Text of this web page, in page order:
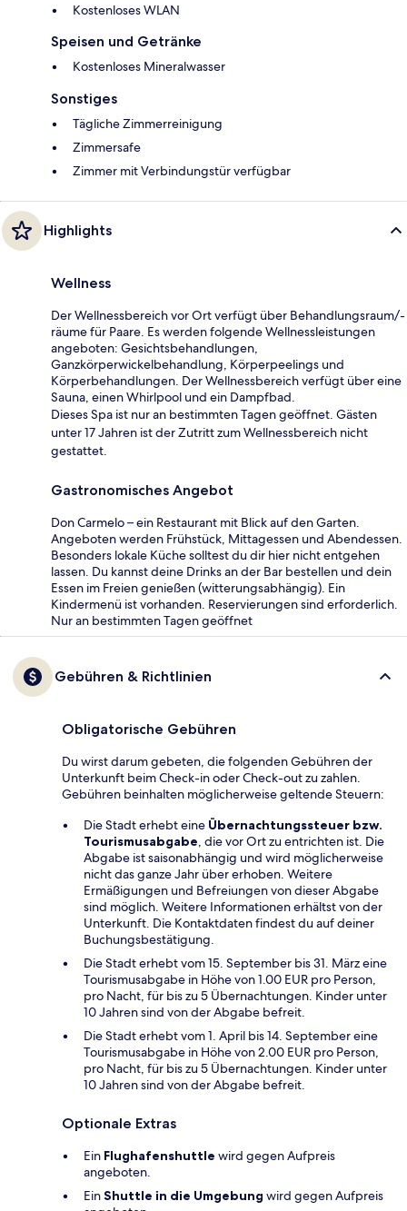
Kostenloses WLAN
Speisen und Getränke
Kostenloses Mineralwasser
Sonstiges
Tägliche Zimmerreinigung
Zimmersafe
Zimmer mit Verbindungstür verfügbar
Highlights
Wellness
Der Wellnessbereich vor Ort verfügt über Behandlungsraum/-
räume für Paare. Es werden folgende Wellnessleistungen
angeboten: Gesichtsbehandlungen,
Ganzkörperwickelbehandlung, Körperpeelings und
Körperbehandlungen. Der Wellnessbereich verfügt über eine
Sauna, einen Whirlpool und ein Dampfbad.
Dieses Spa ist nur an bestimmten Tagen geöffnet. Gästen
unter 17 Jahren ist der Zutritt zum Wellnessbereich nicht
gestattet.
Gastronomisches Angebot
Don Carmelo – ein Restaurant mit Blick auf den Garten.
Angeboten werden Frühstück, Mittagessen und Abendessen.
Besonders lokale Küche solltest du dir hier nicht entgehen
lassen. Du kannst deine Drinks an der Bar bestellen und dein
Essen im Freien genießen (witterungsabhängig). Ein
Kindermenü ist vorhanden. Reservierungen sind erforderlich.
Nur an bestimmten Tagen geöffnet
Gebühren & Richtlinien
Obligatorische Gebühren
Du wirst darum gebeten, die folgenden Gebühren der
Unterkunft beim Check-in oder Check-out zu zahlen.
Gebühren beinhalten möglicherweise geltende Steuern:
Die Stadt erhebt eine Übernachtungssteuer bzw.
Tourismusabgabe, die vor Ort zu entrichten ist. Die
Abgabe ist saisonabhängig und wird möglicherweise
nicht das ganze Jahr über erhoben. Weitere
Ermäßigungen und Befreiungen von dieser Abgabe
sind möglich. Weitere Informationen erhältst von der
Unterkunft. Die Kontaktdaten findest du auf deiner
Buchungsbestätigung.
Die Stadt erhebt vom 15. September bis 31. März eine
Tourismusabgabe in Höhe von 1.00 EUR pro Person,
pro Nacht, für bis zu 5 Übernachtungen. Kinder unter
10 Jahren sind von der Abgabe befreit.
Die Stadt erhebt vom 1. April bis 14. September eine
Tourismusabgabe in Höhe von 2.00 EUR pro Person,
pro Nacht, für bis zu 5 Übernachtungen. Kinder unter
10 Jahren sind von der Abgabe befreit.
Optionale Extras
Ein Flughafenshuttle wird gegen Aufpreis
angeboten.
EinShuttle in die Umgebung wird gegen Aufpreis